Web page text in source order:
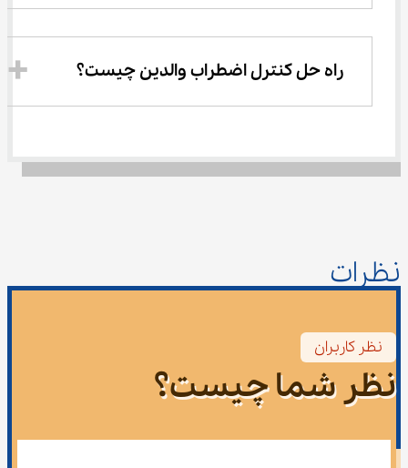
راه حل کنترل اضطراب والدین چیست؟
نظرات
نظر کاربران
نظر شما چیست؟